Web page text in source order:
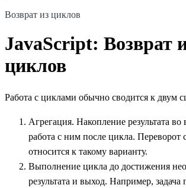
Возврат из циклов
JavaScript: Возврат
циклов
Работа с циклами обычно сводится к двум
Агрегация. Накопление результата
работа с ним после цикла. Переворот
относится к такому варианту.
Выполнение цикла до достижения
результата и выход. Например, задача